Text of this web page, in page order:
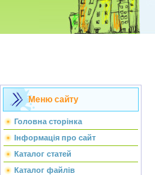
Меню сайту
Головна сторінка
Інформація про сайт
Каталог статей
Каталог файлів